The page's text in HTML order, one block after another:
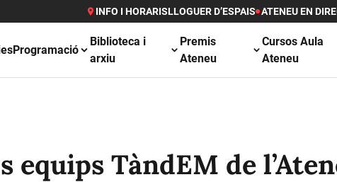
INFO I HORARISLLOGUER D’ESPAIS ATENEU EN
Programació
Biblioteca i
arxiu
Premis
Ateneu
Cursos Aula
Ateneu
equips TàndEM de